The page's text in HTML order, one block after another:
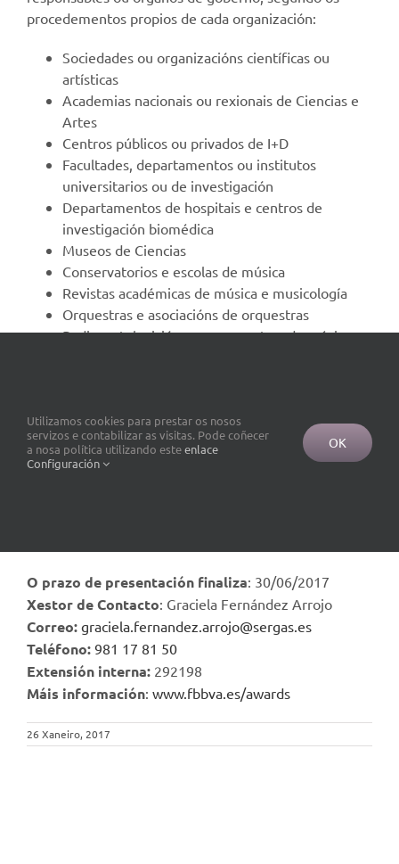
procedementos propios de cada organización:
Sociedades ou organizacións científicas ou
artísticas
Academias nacionais ou rexionais de Ciencias e
Artes
Centros públicos ou privados de I+D
Facultades, departamentos ou institutos
universitarios ou de investigación
Departamentos de hospitais e centros de
investigación biomédica
Museos de Ciencias
Conservatorios e escolas de música
Revistas académicas de música e musicología
Orquestras e asociacións de orquestras
Radios e televisións con orquestras de música
significativa na análise e/ou actuacións
relacionadas co cambio climático e a cooperación
ao desenvolvemento
O prazo de presentación finaliza: 30/06/2017
Xestor de Contacto: Graciela Fernández Arrojo
Correo: graciela.fernandez.arrojo@sergas.es
Teléfono: 981 17 81 50
Extensión interna: 292198
Máis información: www.fbbva.es/awards
26 Xaneiro, 2017
Utilizamos cookies para prestar os nosos
servizos e contabilizar as visitas. Pode coñecer
a nosa política utilizando esteenlace
Configuración
OK